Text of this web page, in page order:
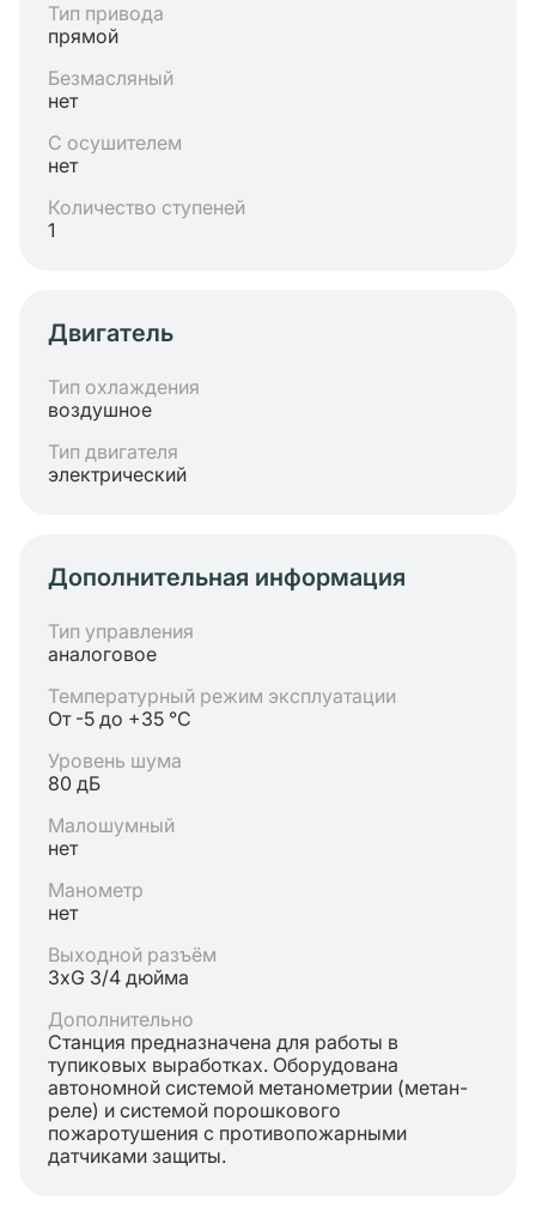
Тип привода
прямой
Безмасляный
нет
С осушителем
нет
Количество ступеней
1
Двигатель
Тип охлаждения
воздушное
Тип двигателя
электрический
Дополнительная информация
Тип управления
аналоговое
Температурный режим эксплуатации
От -5 до +35 °C
Уровень шума
80 дБ
Малошумный
нет
Манометр
нет
Выходной разъём
3хG 3/4 дюйма
Дополнительно
Станция предназначена для работы в
тупиковых выработках. Оборудована
автономной системой метанометрии (метан-
реле) и системой порошкового
пожаротушения с противопожарными
датчиками защиты.